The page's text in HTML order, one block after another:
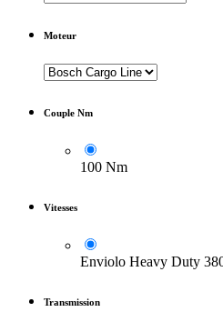
Moteur
Couple Nm
100 Nm
Vitesses
Enviolo Heavy Duty
Transmission